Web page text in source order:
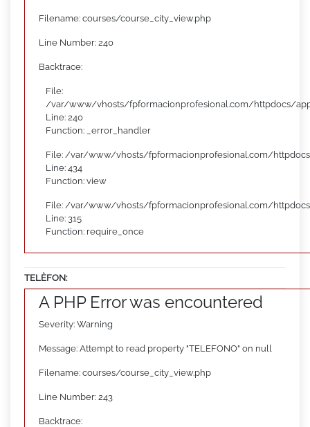
Filename: courses/course_city_view.php
Line Number: 240
Backtrace:
File:
/var/www/vhosts/fpformacionprofesional.com/httpdocs/
Line: 240
Function: _error_handler
File: /var/www/vhosts/fpformacionprofesional.com/
Line: 434
Function: view
File: /var/www/vhosts/fpformacionprofesional.com/
Line: 315
Function: require_once
TELÈFON:
A PHP Error was encountered
Severity: Warning
Message: Attempt to read property "TELEFONO" on null
Filename: courses/course_city_view.php
Line Number: 243
Backtrace: